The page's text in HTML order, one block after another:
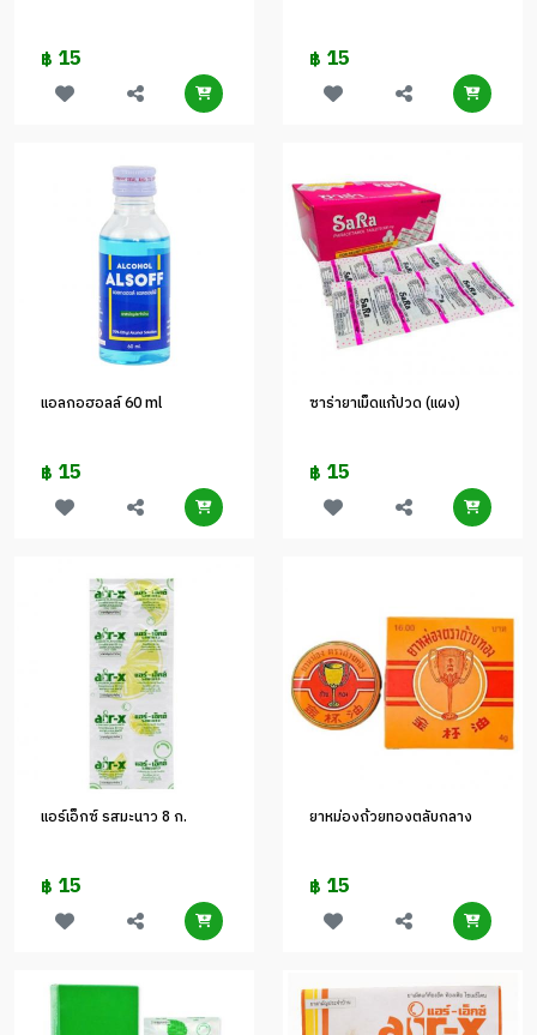
฿ 15 ฿ 15
แอลกอฮอลล์ 60 ml
฿ 15
ซาร่ายาเม็ดแก้ปวด (แผง)
฿ 15
แอร์เอ็กซ์ รสมะนาว 8 ก.
฿ 15
ยาหม่องถ้วยทองตลับกลาง
฿ 15